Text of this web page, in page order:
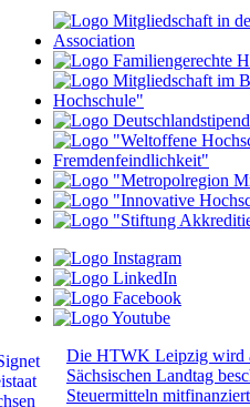
Die HTWK Leipzig wird
Sächsischen Landtag
Steuermitteln